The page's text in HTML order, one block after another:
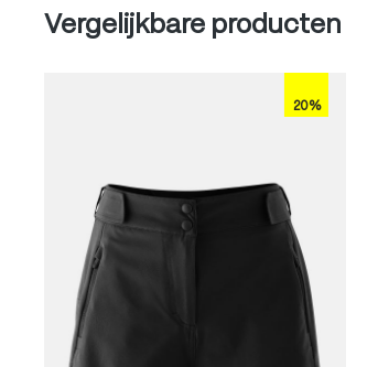
Produktgalerie überspringen
Vergelijkbare producten
20%